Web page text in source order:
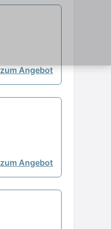
zum Angebot
zum Angebot